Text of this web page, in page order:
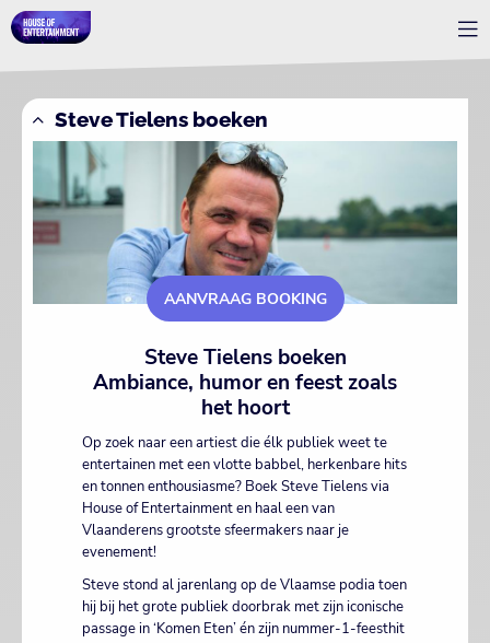
Steve Tielens boeken
AANVRAAG BOOKING
Steve Tielens boeken
Ambiance, humor en feest zoals
het hoort
Op zoek naar een artiest die élk publiek weet te
entertainen met een vlotte babbel, herkenbare hits
en tonnen enthousiasme? Boek Steve Tielens via
House of Entertainment en haal een van
Vlaanderens grootste sfeermakers naar je
evenement!
Steve stond al jarenlang op de Vlaamse podia toen
hij bij het grote publiek doorbrak met zijn iconische
passage in ‘Komen Eten’ én zijn nummer-1-feesthit